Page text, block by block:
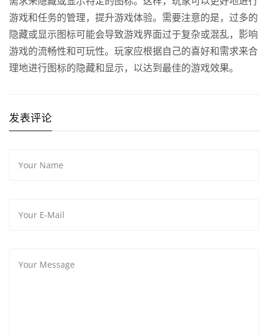
游戏和任务的管理，提升游戏体验。需要注意的是，过多的
隐藏或显示图标可能会导致游戏界面过于复杂或混乱，影响
游戏的流畅性和可玩性。玩家应根据自己的喜好和需求来合
理地进行图标的隐藏和显示，以达到最佳的游戏效果。
发表评论